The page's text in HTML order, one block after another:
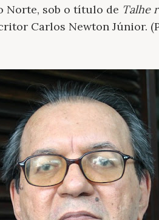
Norte, sob o título de Talhe
Carlos Newton Júnior.